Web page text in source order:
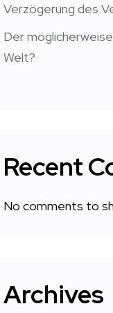
Verzögerung des
Der
Welt?
Recent
No comments to
Archives